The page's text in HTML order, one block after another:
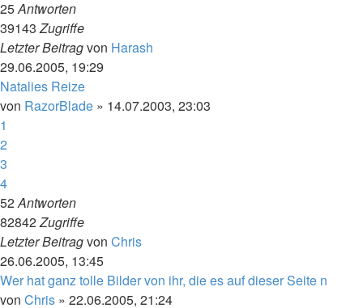
25Antworten
39143Zugriffe
Letzter Beitragvon Harash
29.06.2005, 19:29
Natalies Reize
von RazorBlade » 14.07.2003, 23:03
1
2
3
4
52Antworten
82842Zugriffe
Letzter Beitragvon Chris
26.06.2005, 13:45
Wer hat ganz tolle Bilder von ihr, die es auf dieser Seite n
von Chris » 22.06.2005, 21:24